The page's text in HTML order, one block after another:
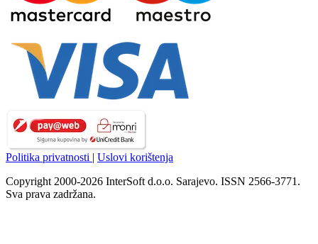
Politika privatnosti | Uslovi korištenja
Copyright 2000-2026 InterSoft d.o.o. Sarajevo. ISSN 2566-3771.
Sva prava zadržana.